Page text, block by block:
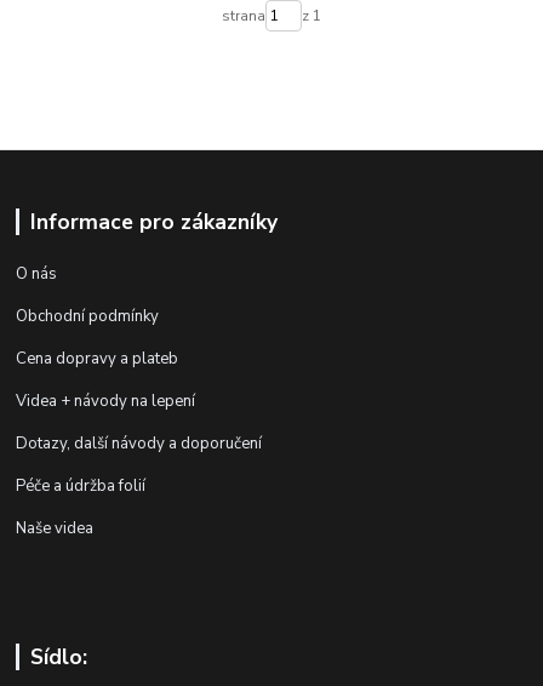
strana z 1
Informace pro zákazníky
O nás
Obchodní podmínky
Cena dopravy a plateb
Videa + návody na lepení
Dotazy, další návody a doporučení
Péče a údržba folií
Naše videa
Sídlo: